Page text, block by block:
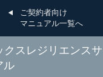
ご契約者向け
マニュアル一覧へ
クスレジリエンス
ル